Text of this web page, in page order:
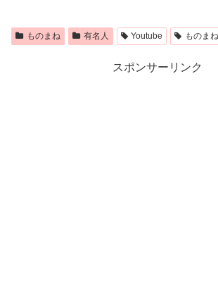
ものまね 有名人 Youtube ものまね
スポンサーリンク